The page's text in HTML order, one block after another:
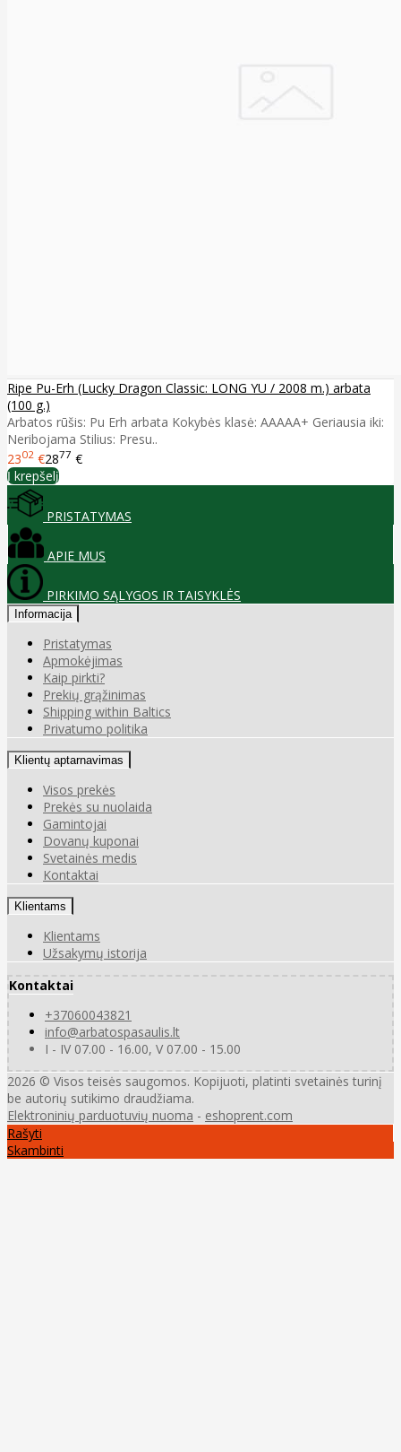
Ripe Pu-Erh (Lucky Dragon Classic: LONG YU / 2008 m.) arbata
(100 g.)
Arbatos rūšis: Pu Erh arbata Kokybės klasė: AAAAA+ Geriausia iki:
Neribojama Stilius: Presu..
2302 €2877 €
Į krepšelį
PRISTATYMAS
APIE MUS
PIRKIMO SĄLYGOS IR TAISYKLĖS
Informacija
Pristatymas
Apmokėjimas
Kaip pirkti?
Prekių grąžinimas
Shipping within Baltics
Privatumo politika
Klientų aptarnavimas
Visos prekės
Prekės su nuolaida
Gamintojai
Dovanų kuponai
Svetainės medis
Kontaktai
Klientams
Klientams
Užsakymų istorija
Kontaktai
+37060043821
info@arbatospasaulis.lt
I - IV 07.00 - 16.00, V 07.00 - 15.00
2026 © Visos teisės saugomos. Kopijuoti, platinti svetainės turinį
be autorių sutikimo draudžiama.
Elektroninių parduotuvių nuoma - eshoprent.com
Rašyti
Skambinti